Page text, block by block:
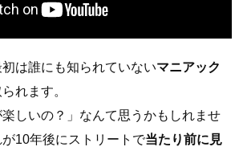
は誰にも知られていないマニアック
れます。
楽しいの？」なんて思うかもしれませ
10年後にストリートで当たり前に見